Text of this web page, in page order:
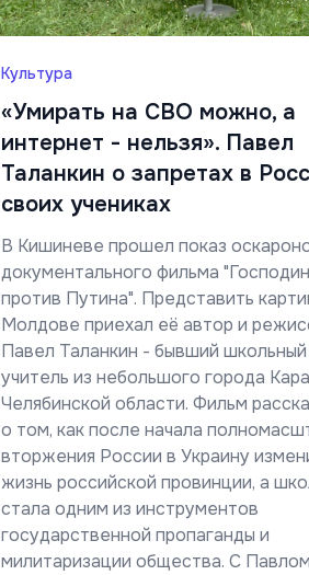
Культура
«Умирать на СВО можно, а
интернет - нельзя». Павел
Таланкин о запретах в
своих учениках
В Кишиневе прошел показ
документального фильма
против Путина". Представить
Молдове приехал её автор и
Павел Таланкин - бывший школьный
учитель из небольшого города
Челябинской области. Фильм
о том, как после начала
вторжения России в Украину
жизнь российской провинции, а
стала одним из инструментов
государственной пропаганды и
милитаризации общества. С Павлом